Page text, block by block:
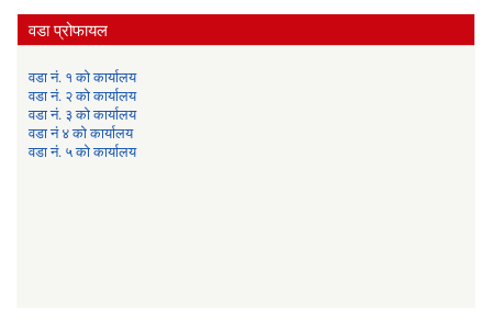
वडा प्रोफायल
वडा नं. १ को कार्यालय
वडा नं. २ को कार्यालय
वडा नं. ३ को कार्यालय
वडा नं ४ को कार्यालय
वडा नं. ५ को कार्यालय